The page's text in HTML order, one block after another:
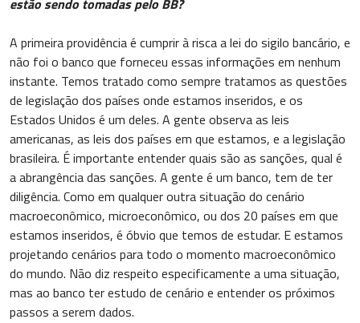
estão sendo tomadas pelo BB?
A primeira providência é cumprir à risca a lei do sigilo bancário, e
não foi o banco que forneceu essas informações em nenhum
instante. Temos tratado como sempre tratamos as questões
de legislação dos países onde estamos inseridos, e os
Estados Unidos é um deles. A gente observa as leis
americanas, as leis dos países em que estamos, e a legislação
brasileira. É importante entender quais são as sanções, qual é
a abrangência das sanções. A gente é um banco, tem de ter
diligência. Como em qualquer outra situação do cenário
macroeconômico, microeconômico, ou dos 20 países em que
estamos inseridos, é óbvio que temos de estudar. E estamos
projetando cenários para todo o momento macroeconômico
do mundo. Não diz respeito especificamente a uma situação,
mas ao banco ter estudo de cenário e entender os próximos
passos a serem dados.